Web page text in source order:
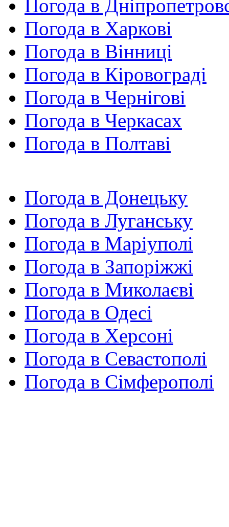
Погода в
Погода в Харкові
Погода в Вінниці
Погода в Кіровограді
Погода в Чернігові
Погода в Черкасах
Погода в Полтаві
Погода в Донецьку
Погода в Луганську
Погода в Маріуполі
Погода в Запоріжжі
Погода в Миколаєві
Погода в Одесі
Погода в Херсоні
Погода в Севастополі
Погода в Сімферополі